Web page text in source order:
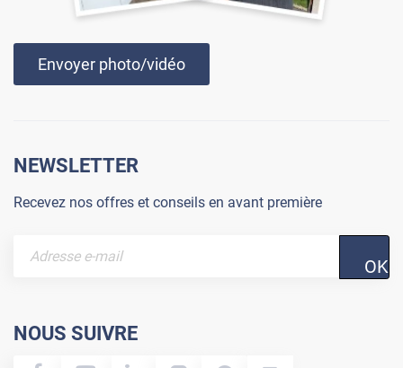
Envoyer photo/vidéo
NEWSLETTER
Recevez nos offres et conseils en avant première
OK
NOUS SUIVRE